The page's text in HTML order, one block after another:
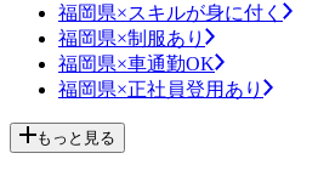
福岡県×スキルが身に付く
福岡県×制服あり
福岡県×車通勤OK
福岡県×正社員登用あり
もっと見る